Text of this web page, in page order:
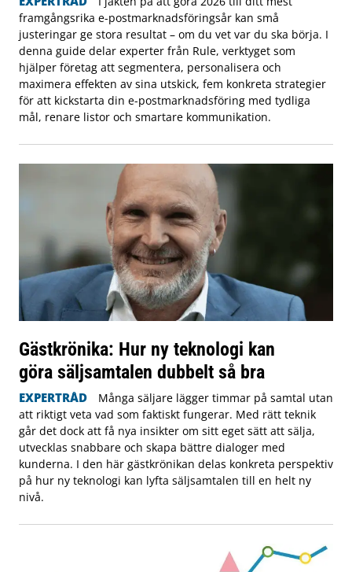
framgångsrika e-postmarknadsföringsår kan små
justeringar ge stora resultat – om du vet var du ska börja. I
denna guide delar experter från Rule, verktyget som
hjälper företag att segmentera, personalisera och
maximera effekten av sina utskick, fem konkreta strategier
för att kickstarta din e-postmarknadsföring med tydliga
mål, renare listor och smartare kommunikation.
Gästkrönika: Hur ny teknologi kan
göra säljsamtalen dubbelt så bra
EXPERTRÅD
Många säljare lägger timmar på samtal utan
att riktigt veta vad som faktiskt fungerar. Med rätt teknik
går det dock att få nya insikter om sitt eget sätt att sälja,
utvecklas snabbare och skapa bättre dialoger med
kunderna. I den här gästkrönikan delas konkreta perspektiv
på hur ny teknologi kan lyfta säljsamtalen till en helt ny
nivå.